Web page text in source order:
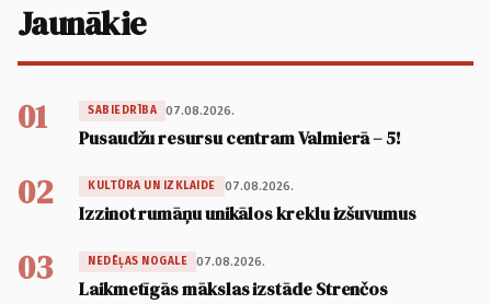
Jaunākie
01 SABIEDRĪBA 07.08.2026.
Pusaudžu resursu centram Valmierā – 5!
02 KULTŪRA UN IZKLAIDE 07.08.2026.
Izzinot rumāņu unikālos kreklu izšuvumus
03 NEDĒĻAS NOGALE 07.08.2026.
Laikmetīgās mākslas izstāde Strenčos